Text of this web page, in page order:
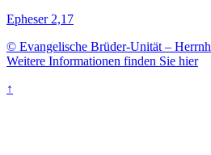
Epheser 2,17
© Evangelische Brüder-Unität –
Weitere Informationen finden Sie hier
↑